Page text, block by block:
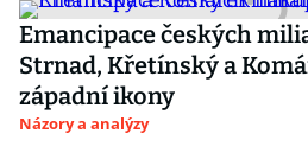
Emancipace českých
Strnad, Křetínský a
západní ikony
Názory a analýzy